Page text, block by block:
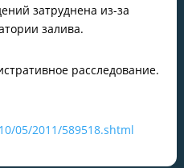
затруднена из-за
залива.
расследование.
05/2011/589518.shtml